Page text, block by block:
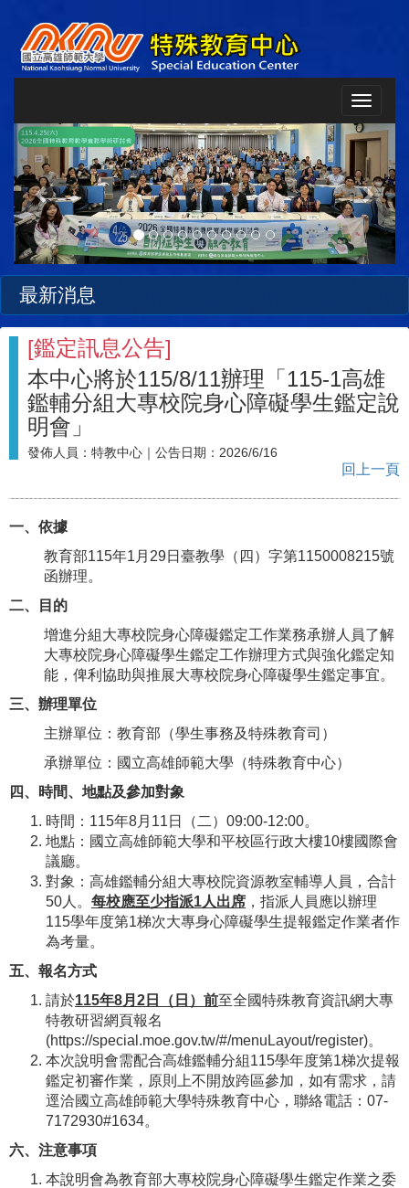
Toggle
Previous Next
最新消息
[鑑定訊息公告]
本中心將於115/8/11辦理「115-1高雄
鑑輔分組大專校院身心障礙學生鑑定說
明會」
發佈人員： 特教中心 ｜公告日期： 2026/6/16
回上一頁
一、依據
教育部115年1月29日臺教學（四）字第1150008215號
函辦理。
二、目的
增進分組大專校院身心障礙鑑定工作業務承辦人員了解
大專校院身心障礙學生鑑定工作辦理方式與強化鑑定知
能，俾利協助與推展大專校院身心障礙學生鑑定事宜。
三、辦理單位
主辦單位：教育部（學生事務及特殊教育司）
承辦單位：國立高雄師範大學（特殊教育中心）
四、時間、地點及參加對象
時間：115年8月11日（二）09:00-12:00。
地點：國立高雄師範大學和平校區行政大樓10樓國際會
議廳。
對象：高雄鑑輔分組大專校院資源教室輔導人員，合計
50人。 每校應至少指派1人出席 ，指派人員應以辦理
115學年度第1梯次大專身心障礙學生提報鑑定作業者作
為考量。
五、報名方式
請於115年8月 2 日（日）前至全國特殊教育資訊網大專
特教研習網頁報名
(https://special.moe.gov.tw/#/menuLayout/register)。
本次說明會需配合高雄鑑輔分組115學年度第1梯次提報
鑑定初審作業，原則上不開放跨區參加，如有需求，請
逕洽國立高雄師範大學特殊教育中心，聯絡電話：07-
7172930#1634。
六、注意事項
本說明會為教育部大專校院身心障礙學生鑑定作業之委